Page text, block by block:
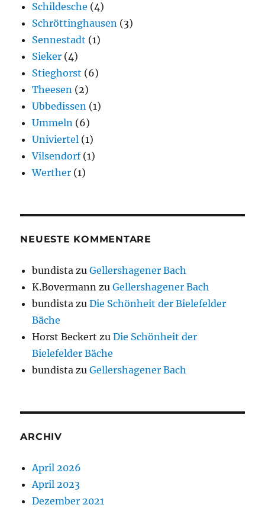
Schildesche (4)
Schröttinghausen (3)
Sennestadt (1)
Sieker (4)
Stieghorst (6)
Theesen (2)
Ubbedissen (1)
Ummeln (6)
Univiertel (1)
Vilsendorf(1)
Werther (1)
NEUESTE KOMMENTARE
bundista zuGellershagener Bach
K.Bovermann zuGellershagener Bach
bundista zuDie Schönheit der Bielefelder
Bäche
Horst Beckert zuDie Schönheit der
Bielefelder Bäche
bundista zuGellershagener Bach
ARCHIV
April 2026
April 2023
Dezember 2021